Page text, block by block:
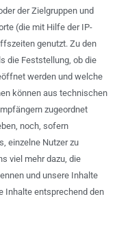
der Zielgruppen und
(die mit Hilfe der IP-
genutzt. Zu den
die Feststellung, ob die
werden und welche
können aus technischen
zugeordnet
noch, sofern
einzelne Nutzer zu
viel mehr dazu, die
und unsere Inhalte
Inhalte entsprechend den